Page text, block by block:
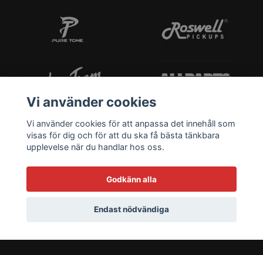
Vi använder cookies
Vi använder cookies för att anpassa det innehåll som
visas för dig och för att du ska få bästa tänkbara
upplevelse när du handlar hos oss.
Godkänn alla
Endast nödvändiga